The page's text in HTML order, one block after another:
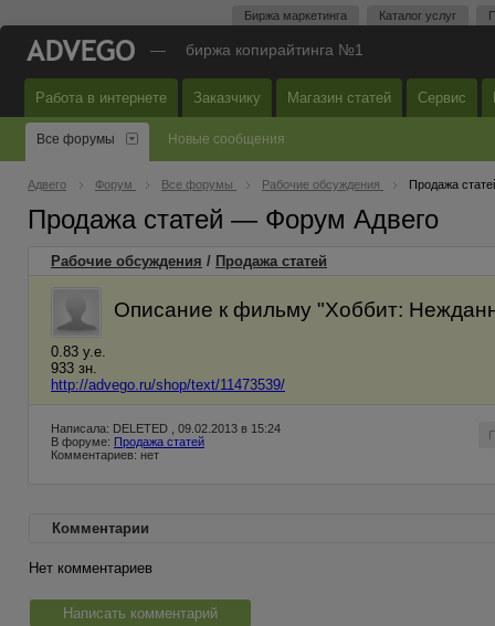
Биржа маркетинга Каталог услуг
— биржа копирайтинга №1
Работа в интернете Заказчику Магазин статей Сервис
Все форумы Новые сообщения
Адвего Форум Все форумы Рабочие обсуждения Продажа
Продажа статей — Форум Адвего
Рабочие обсуждения / Продажа статей
Описание к фильму "Хоббит:
0.83 у.е.
933 зн.
http://advego.ru/shop/text/11473539/
Написала: DELETED , 09.02.2013 в 15:24
В форуме: Продажа статей
Комментариев: нет
Комментарии
Нет комментариев
Написать комментарий